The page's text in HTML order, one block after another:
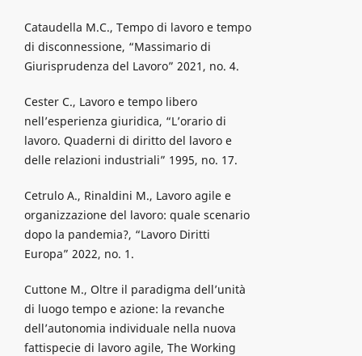
Cataudella M.C., Tempo di lavoro e tempo
di disconnessione, “Massimario di
Giurisprudenza del Lavoro” 2021, no. 4.
Cester C., Lavoro e tempo libero
nell’esperienza giuridica, “L’orario di
lavoro. Quaderni di diritto del lavoro e
delle relazioni industriali” 1995, no. 17.
Cetrulo A., Rinaldini M., Lavoro agile e
organizzazione del lavoro: quale scenario
dopo la pandemia?, “Lavoro Diritti
Europa” 2022, no. 1.
Cuttone M., Oltre il paradigma dell’unità
di luogo tempo e azione: la revanche
dell’autonomia individuale nella nuova
fattispecie di lavoro agile, The Working